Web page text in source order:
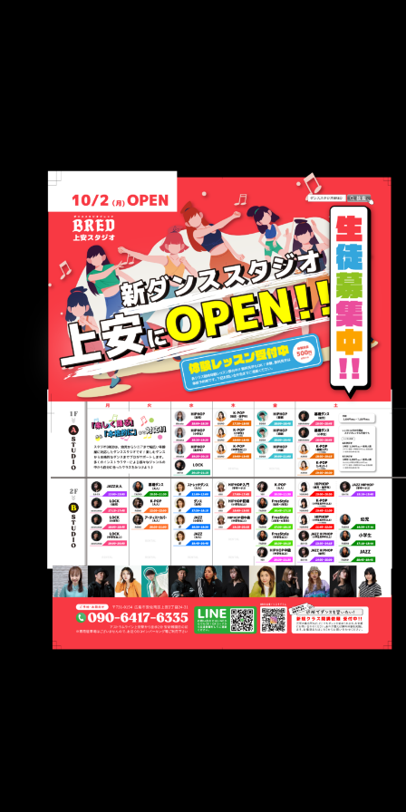
メ
イ
ン
コ
ン
テ
ン
ツ
へ
移